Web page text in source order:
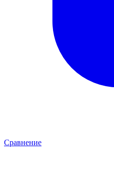
Сравнение